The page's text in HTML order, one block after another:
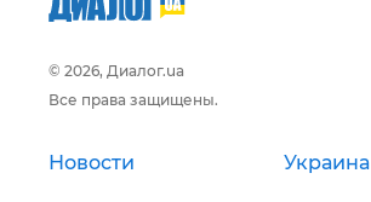
© 2026, Диалог.ua
Все права защищены.
Новости Украина